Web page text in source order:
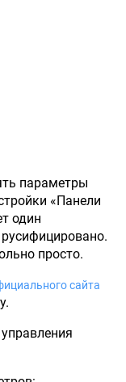
параметры
«Панели
один
просто.
сайта